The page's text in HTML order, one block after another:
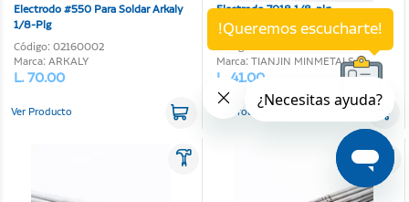
Electrodo #550 Para Soldar Arkaly
1/8-Plg
Código: 02160002
Marca: ARKALY
L. 70.00
Ver Producto
Electrodo 7018 1/8-plg
Código: 02160072
Marca: TIANJIN MINMETALS
L. 41.00
Ver Producto
!Queremos escucharte!